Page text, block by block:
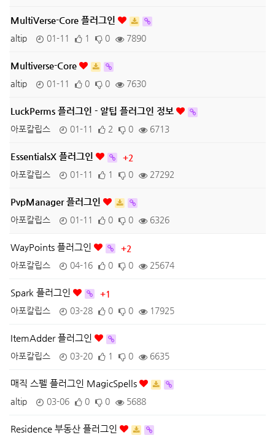
MultiVerse-Core 플러그인
altip 01-11 1 0 7890
Multiverse-Core
altip 01-11 0 0 7630
LuckPerms 플러그인 - 알팁 플러그인 정보
아포칼립스 01-11 2 0 6713
EssentialsX 플러그인
+2
아포칼립스
01-11 1 0 27292
PvpManager 플러그인
아포칼립스 01-11 0 0 6326
WayPoints 플러그인
+2
아포칼립스
04-16 0 0 25674
Spark 플러그인
+1
아포칼립스
03-28 0 0 17925
ItemAdder 플러그인
아포칼립스 03-20 1 0 6635
매직 스펠 플러그인 MagicSpells
altip 03-06 0 0 5688
Residence 부동산 플러그인